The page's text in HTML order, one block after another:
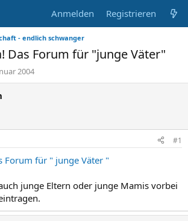
Anmelden Registrieren
- endlich schwanger
Das Forum für "junge Väter"
2004
#1
Forum für " junge Väter "
junge Eltern oder junge Mamis vorbei